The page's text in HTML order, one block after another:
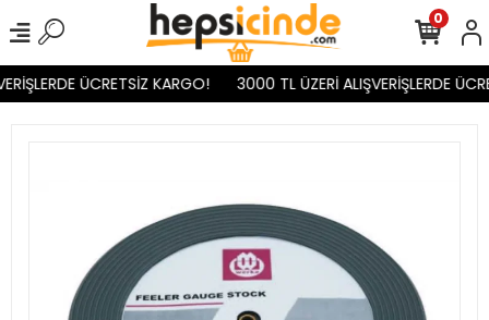
ÜCRETSİZ KARGO! 3000 TL ÜZERİ ALIŞVERİŞLERDE
0